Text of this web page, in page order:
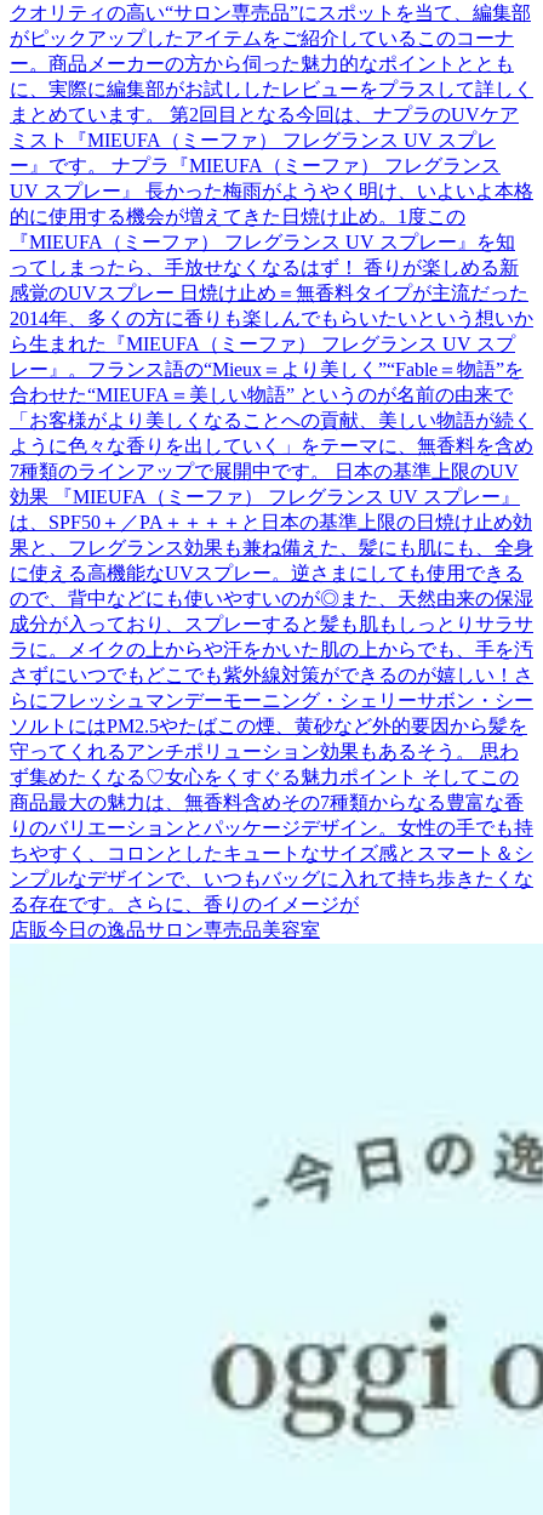
クオリティの高い“サロン専売品”にスポットを当て、編集部
がピックアップしたアイテムをご紹介しているこのコーナ
ー。商品メーカーの方から伺った魅力的なポイントととも
に、実際に編集部がお試ししたレビューをプラスして詳しく
まとめています。 第2回目となる今回は、ナプラのUVケア
ミスト『MIEUFA（ミーファ） フレグランス UV スプレ
ー』です。 ナプラ『MIEUFA（ミーファ） フレグランス
UV スプレー』 長かった梅雨がようやく明け、いよいよ本格
的に使用する機会が増えてきた日焼け止め。1度この
『MIEUFA（ミーファ） フレグランス UV スプレー』を知
ってしまったら、手放せなくなるはず！ 香りが楽しめる新
感覚のUVスプレー 日焼け止め＝無香料タイプが主流だった
2014年、多くの方に香りも楽しんでもらいたいという想いか
ら生まれた『MIEUFA（ミーファ） フレグランス UV スプ
レー』。フランス語の“Mieux＝より美しく”“Fable＝物語”を
合わせた“MIEUFA＝美しい物語” というのが名前の由来で
「お客様がより美しくなることへの貢献、美しい物語が続く
ように色々な香りを出していく」をテーマに、無香料を含め
7種類のラインアップで展開中です。 日本の基準上限のUV
効果 『MIEUFA（ミーファ） フレグランス UV スプレー』
は、SPF50＋／PA＋＋＋＋と日本の基準上限の日焼け止め効
果と、フレグランス効果も兼ね備えた、髪にも肌にも、全身
に使える高機能なUVスプレー。逆さまにしても使用できる
ので、背中などにも使いやすいのが◎また、天然由来の保湿
成分が入っており、スプレーすると髪も肌もしっとりサラサ
ラに。メイクの上からや汗をかいた肌の上からでも、手を汚
さずにいつでもどこでも紫外線対策ができるのが嬉しい！さ
らにフレッシュマンデーモーニング・シェリーサボン・シー
ソルトにはPM2.5やたばこの煙、黄砂など外的要因から髪を
守ってくれるアンチポリューション効果もあるそう。 思わ
ず集めたくなる♡女心をくすぐる魅力ポイント そしてこの
商品最大の魅力は、無香料含めその7種類からなる豊富な香
りのバリエーションとパッケージデザイン。女性の手でも持
ちやすく、コロンとしたキュートなサイズ感とスマート＆シ
ンプルなデザインで、いつもバッグに入れて持ち歩きたくな
る存在です。さらに、香りのイメージが
店販今日の逸品サロン専売品美容室